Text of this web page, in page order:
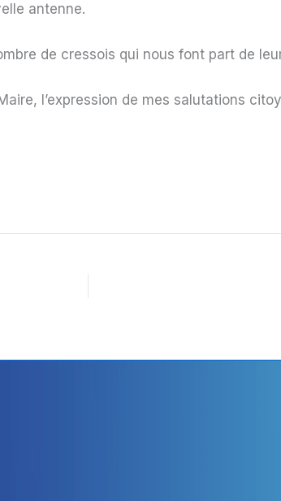
antenne.
de cressois qui nous font part de
l’expression de mes salutations